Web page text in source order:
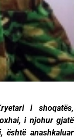
i shoqatës,
i njohur gjatë
është anashkaluar